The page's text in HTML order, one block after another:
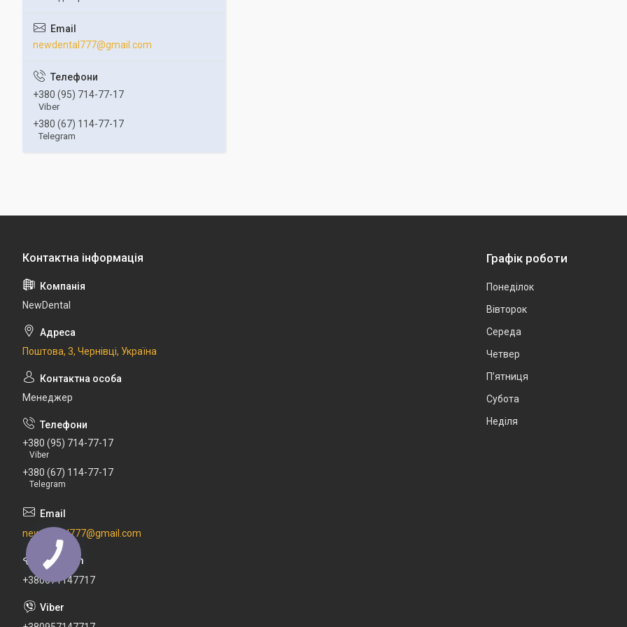
newdental777@gmail.com
+380 (95) 714-77-17
Viber
+380 (67) 114-77-17
Telegram
NewDental
Поштова, 3, Чернівці, Україна
Менеджер
+380 (95) 714-77-17
Viber
+380 (67) 114-77-17
Telegram
newdental777@gmail.com
+380671147717
Графік роботи
Понеділок
Вівторок
Середа
Четвер
Пʼятниця
Субота
Неділя